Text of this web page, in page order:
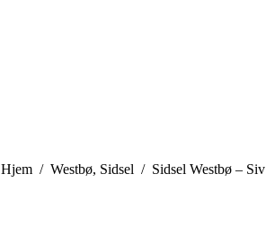
You are here:
Hjem Westbø, Sidsel Sidsel Westbø – Siv